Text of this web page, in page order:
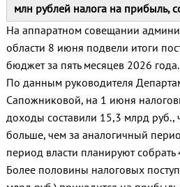
млн рублей налога на прибыль,
На аппаратном совещании
области 8 июня подвели итоги
бюджет за пять месяцев 2026 года.
По данным руководителя
Сапожниковой, на 1 июня
доходы составили 15,3 млрд руб.,
больше, чем за аналогичный
период власти планируют
Более половины налоговых